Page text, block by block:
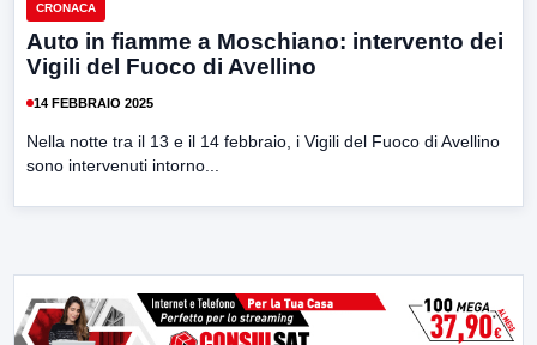
CRONACA
Auto in fiamme a Moschiano: intervento dei
Vigili del Fuoco di Avellino
14 FEBBRAIO 2025
Nella notte tra il 13 e il 14 febbraio, i Vigili del Fuoco di Avellino
sono intervenuti intorno...